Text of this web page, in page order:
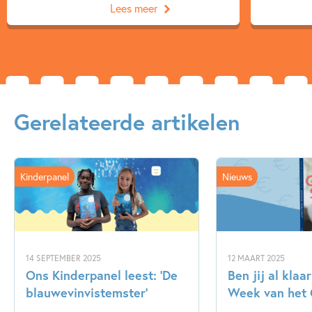
Lees meer
Gerelateerde artikelen
14 SEPTEMBER 2025
Ons Kinderpanel leest: ‘De
blauwevinvistemster’
Kinderpanel
12 MAART 2025
Ben jij al
Week van het
Nieuws